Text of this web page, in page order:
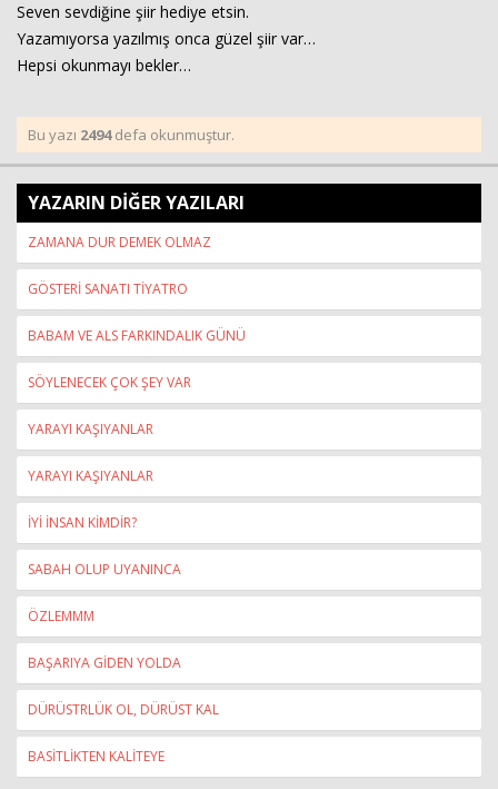
Seven sevdiğine şiir hediye etsin.
Yazamıyorsa yazılmış onca güzel şiir var…
Hepsi okunmayı bekler…
Bu yazı 2494defa okunmuştur.
YAZARIN DİĞER YAZILARI
ZAMANA DUR DEMEK OLMAZ
GÖSTERİ SANATI TİYATRO
BABAM VE ALS FARKINDALIK GÜNÜ
SÖYLENECEK ÇOK ŞEY VAR
YARAYI KAŞIYANLAR
YARAYI KAŞIYANLAR
İYİ İNSAN KİMDİR?
SABAH OLUP UYANINCA
ÖZLEMMM
BAŞARIYA GİDEN YOLDA
DÜRÜSTRLÜK OL, DÜRÜST KAL
BASİTLİKTEN KALİTEYE